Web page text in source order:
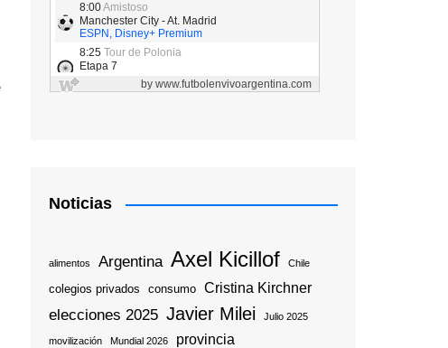
Noticias
alimentos Argentina Axel Kicillof Chile
colegios privados consumo Cristina Kirchner
elecciones 2025 Javier Milei Julio 2025
movilización Mundial 2026 provincia